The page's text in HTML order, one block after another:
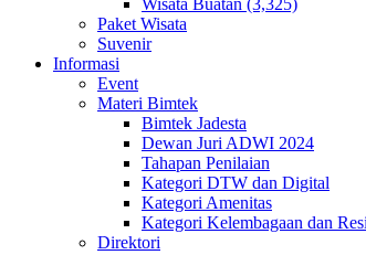
Wisata Buatan (3,325)
Paket Wisata
Suvenir
Informasi
Event
Materi Bimtek
Bimtek Jadesta
Dewan Juri ADWI 2024
Tahapan Penilaian
Kategori DTW dan Digital
Kategori Amenitas
Kategori Kelembagaan dan
Direktori